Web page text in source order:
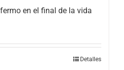
en el final de la vida
Detalles